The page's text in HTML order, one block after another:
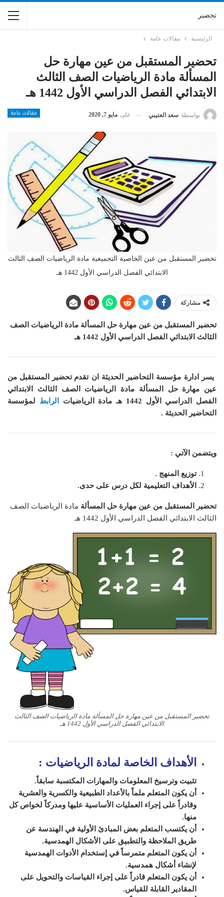
تحضير
الرئيسية مقالات عامة
تحضير المستقبل من عين مهارة حل
المسألة مادة الرياضيات الصف الثالث
الابتدائي الفصل الدراسي الأول 1442 هـ
مقالات عامة بواسطة سعد العتيبي على مايو 7, 2020
تحضير المستقبل من عين الخاصية التجميعية مادة الرياضيات الصف الثالث
الابتدائي الفصل الدراسي الأول 1442 هـ
مشاركة
تحضير المستقبل من عين مهارة حل المسألة مادة الرياضيات الصف
الثالث الابتدائي الفصل الدراسي الأول 1442 هـ
يسر ادارة مؤسسة التحاضير الحديثة ان تقدم تحضير المستقبل من
عين مهارة حل المسألة مادة الرياضيات الصف الثالث الابتدائي
الفصل الدراسي الأول 1442 هـ
مادة الرياضيات الرابط لمؤسسة
التحاضير الحديثة .
ويتضمن الآتي :
توزيع المنهج .
الأهداف التعليمية لكل درس على حدى.
تحضير المستقبل من عين مهارة حل المسألة مادة الرياضيات الصف
الثالث الابتدائي الفصل الدراسي الأول 1442 هـ
تحضير المستقبل من عين مهارة حل المسألة مادة الرياضيات الصف الثالث
الابتدائي الفصل الدراسي الأول 1442 هـ
الأهداف الخاصة لمادة الرياضيات :
تثبيت وترسيخ المعلومات والمهارات المكتسبة سابقاً.
أن يكون المتعلم ملماً بالأعداد الطبيعية والكسرية والعشرية
وقادراً على إجراء العمليات الأساسية عليها ومدركاً لخواص كل
منها.
أن يكتسب المتعلم بعض المبادئ الأولية في الهندسة عن
طريق الملاحظة والتطبيق على الأشكال الهمدسية.
أن يكون المتعلم متمرساً في إستخدام الأدوات الهمدسية
لإنشاء أشكال همدسية.
أن يكون المتعلم قادراً على إجراء القياسات والتحويل على
المقادير القابلة للقياس.